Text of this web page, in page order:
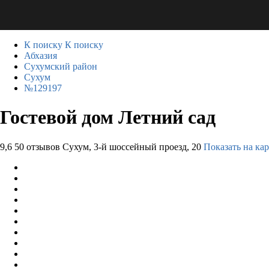
К поиску К поиску
Абхазия
Сухумский район
Сухум
№129197
Гостевой дом Летний сад
9,6 50 отзывов Сухум, 3-й шоссейный проезд, 20 Показать на